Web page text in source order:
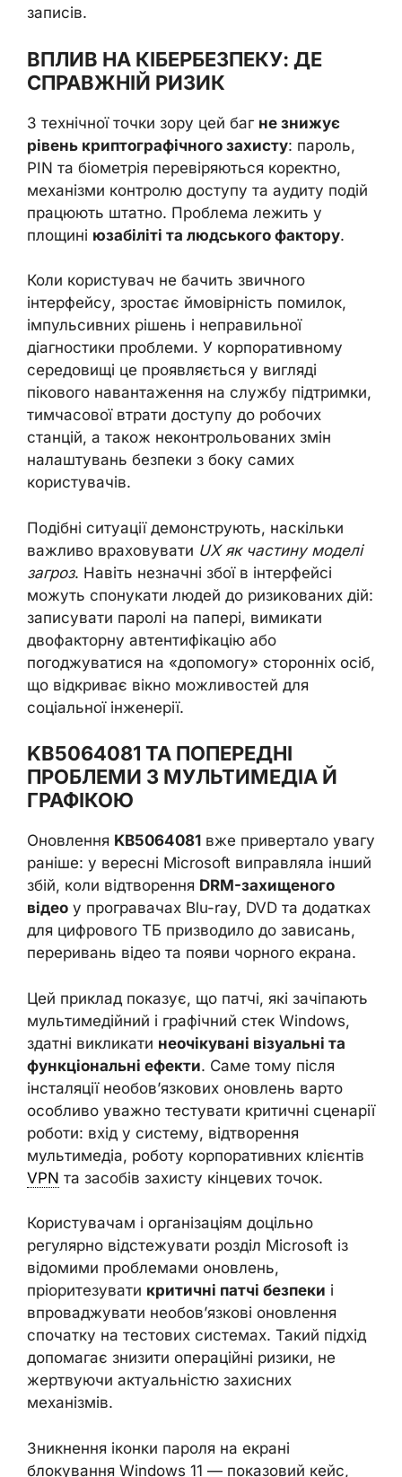
записів.
ВПЛИВ НА КІБЕРБЕЗПЕКУ: ДЕ
СПРАВЖНІЙ РИЗИК
З технічної точки зору цей баг не знижує
рівень криптографічного захисту: пароль,
PIN та біометрія перевіряються коректно,
механізми контролю доступу та аудиту подій
працюють штатно. Проблема лежить у
площині юзабіліті та людського фактору.
Коли користувач не бачить звичного
інтерфейсу, зростає ймовірність помилок,
імпульсивних рішень і неправильної
діагностики проблеми. У корпоративному
середовищі це проявляється у вигляді
пікового навантаження на службу підтримки,
тимчасової втрати доступу до робочих
станцій, а також неконтрольованих змін
налаштувань безпеки з боку самих
користувачів.
Подібні ситуації демонструють, наскільки
важливо враховувати UX як частину моделі
загроз. Навіть незначні збої в інтерфейсі
можуть спонукати людей до ризикованих дій:
записувати паролі на папері, вимикати
двофакторну автентифікацію або
погоджуватися на «допомогу» сторонніх осіб,
що відкриває вікно можливостей для
соціальної інженерії.
KB5064081 ТА ПОПЕРЕДНІ
ПРОБЛЕМИ З МУЛЬТИМЕДІА Й
ГРАФІКОЮ
Оновлення KB5064081 вже привертало увагу
раніше: у вересні Microsoft виправляла інший
збій, коли відтворення DRM-захищеного
відео у програвачах Blu-ray, DVD та додатках
для цифрового ТБ призводило до зависань,
переривань відео та появи чорного екрана.
Цей приклад показує, що патчі, які зачіпають
мультимедійний і графічний стек Windows,
здатні викликати неочікувані візуальні та
функціональні ефекти. Саме тому після
інсталяції необов’язкових оновлень варто
особливо уважно тестувати критичні сценарії
роботи: вхід у систему, відтворення
мультимедіа, роботу корпоративних клієнтів
VPN та засобів захисту кінцевих точок.
Користувачам і організаціям доцільно
регулярно відстежувати розділ Microsoft із
відомими проблемами оновлень,
пріоритезувати критичні патчі безпеки і
впроваджувати необов’язкові оновлення
спочатку на тестових системах. Такий підхід
допомагає знизити операційні ризики, не
жертвуючи актуальністю захисних
механізмів.
Зникнення іконки пароля на екрані
блокування Windows 11 — показовий кейс,